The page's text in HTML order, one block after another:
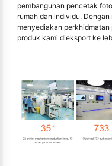
pembangunan pencetak
rumah dan individu.
menyediakan
produk kami dieksport ke